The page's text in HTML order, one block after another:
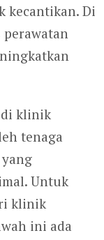
kecantikan. Di
di klinik
tenaga
Untuk
klinik
ini ada